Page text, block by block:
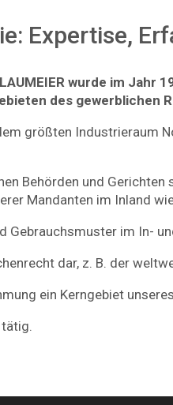
Expertise,
wurde im
des gewerblichen
größten Industrieraum
Behörden und
Mandanten im Inland
Gebrauchsmuster im In-
dar, z. B. der
ein Kerngebiet